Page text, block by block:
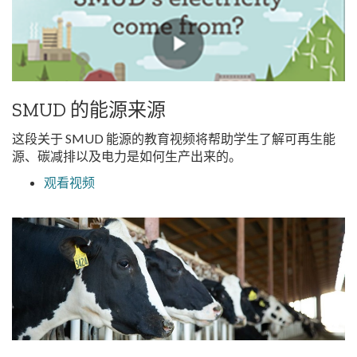
SMUD 的能源来源
这段关于 SMUD 能源的教育视频将帮助学生了解可再生能
源、碳减排以及电力是如何生产出来的。
观看视频